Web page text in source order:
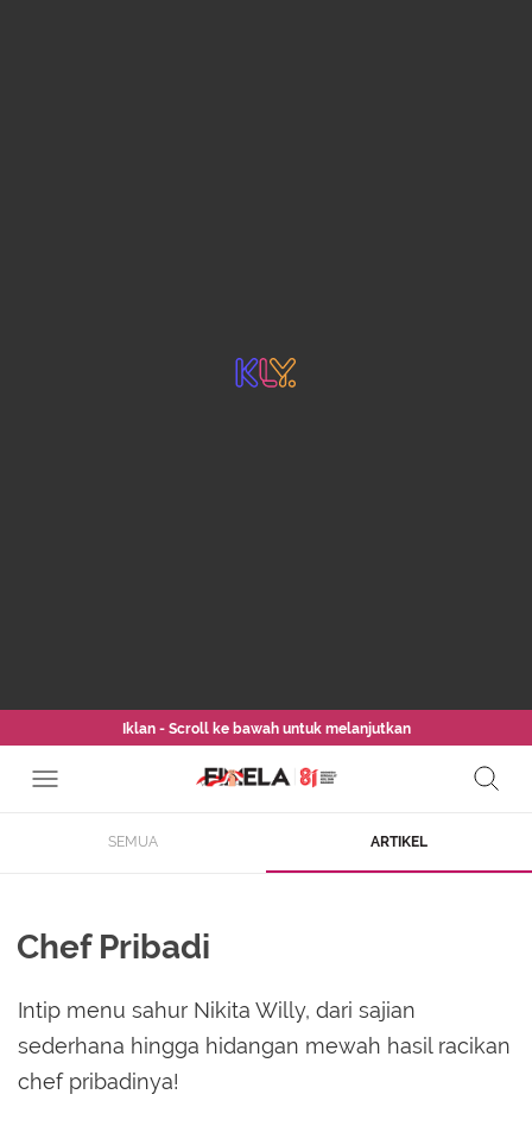
Iklan - Scroll ke bawah untuk melanjutkan
SEMUA ARTIKEL
Chef Pribadi
Intip menu sahur Nikita Willy, dari sajian
sederhana hingga hidangan mewah hasil racikan
chef pribadinya!